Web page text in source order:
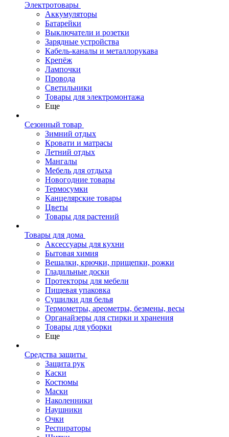
Электротовары
Аккумуляторы
Батарейки
Выключатели и розетки
Зарядные устройства
Кабель-каналы и металлорукава
Крепёж
Лампочки
Провода
Светильники
Товары для электромонтажа
Еще
Сезонный товар
Зимний отдых
Кровати и матрасы
Летний отдых
Мангалы
Мебель для отдыха
Новогодние товары
Термосумки
Канцелярские товары
Цветы
Товары для растений
Товары для дома
Аксессуары для кухни
Бытовая химия
Вешалки, крючки, прищепки, рожки
Гладильные доски
Протекторы для мебели
Пищевая упаковка
Сушилки для белья
Термометры, ареометры, безмены, весы
Органайзеры для стирки и хранения
Товары для уборки
Еще
Средства защиты
Защита рук
Каски
Костюмы
Маски
Наколенники
Наушники
Очки
Респираторы